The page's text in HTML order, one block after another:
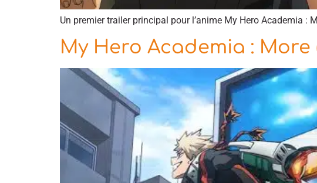
Un premier trailer principal pour l’anime My Hero Academia :
My Hero Academia : More